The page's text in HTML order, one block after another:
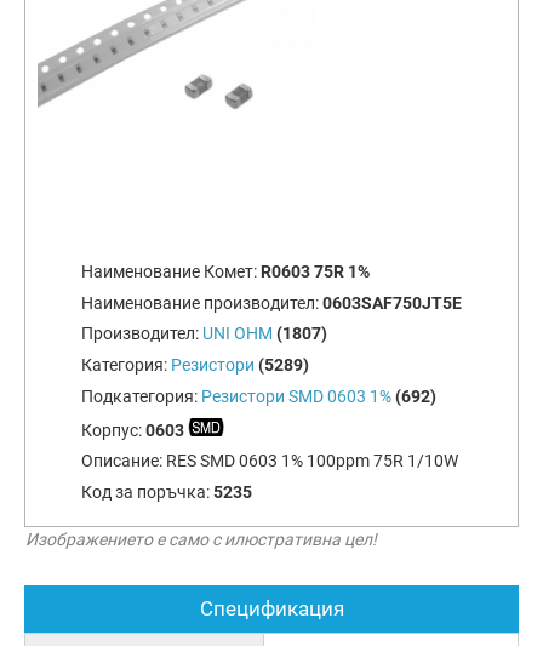
Наименование Комет: R0603 75R 1%
Наименование производител:0603SAF750JT5E
Производител: UNI OHM (1807)
Категория: Резистори (5289)
Подкатегория: Резистори SMD 0603 1%(692)
Корпус:0603
Описание: RES SMD 0603 1% 100ppm 75R 1/10W
Код за поръчка:5235
Изображението е само с илюстративна цел!
Спецификация